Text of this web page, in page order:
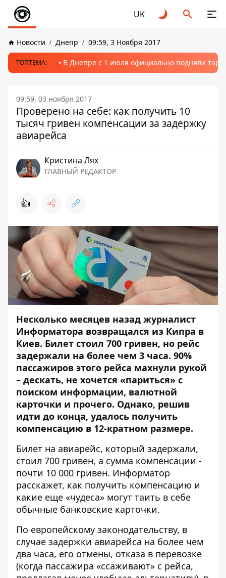
UK
Новости Днепр 09:59, 3 Ноября 2017
ТОПТЕМА: В Днепре с 1 июля официально подняли
09:59, 03 ноября 2017
Проверено на себе: как получить 10
тысяч гривен компенсации за задержку
авиарейса
Кристина Лях
ГЛАВНЫЙ РЕДАКТОР
👍
Несколько месяцев назад журналист
Информатора возвращался из Кипра в
Киев. Билет стоил 700 гривен, но рейс
задержали на более чем 3 часа. 90%
пассажиров этого рейса махнули рукой
– дескать, не хочется «париться» с
поиском информации, валютной
карточки и прочего. Однако, решив
идти до конца, удалось получить
компенсацию в 12-кратном размере.
Билет на авиарейс, который задержали,
стоил 700 гривен, а сумма компенсации -
почти 10 000 гривен. Информатор
расскажет, как получить компенсацию и
какие еще «чудеса» могут таить в себе
обычные банковские карточки.
По европейскому законодательству, в
случае задержки авиарейса на более чем
два часа, его отмены, отказа в перевозке
(когда пассажира «ссаживают» с рейса,